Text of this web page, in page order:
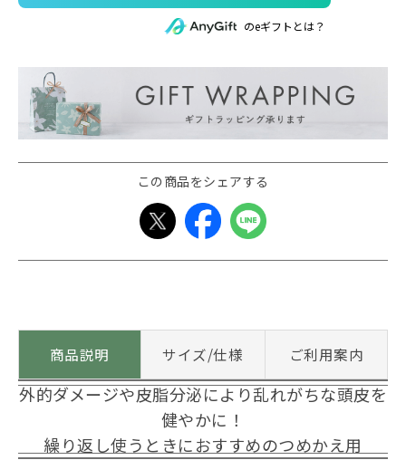
のeギフトとは？
この商品をシェアする
商品説明 サイズ/仕様 ご利用案内
外的ダメージや皮脂分泌により乱れがちな頭皮を
健やかに！
繰り返し使うときにおすすめのつめかえ用